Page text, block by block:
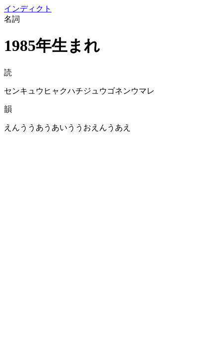
インディクト
名詞
1985年生まれ
読
センキュウヒャクハチジュウゴネンウマレ
韻
えんううあうあいううおえんうあえ